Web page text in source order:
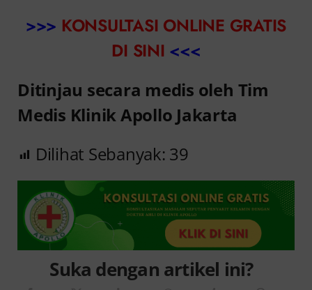
>>> KONSULTASI ONLINE GRATIS
DI SINI <<<
Ditinjau secara medis oleh Tim
Medis Klinik Apollo Jakarta
Dilihat Sebanyak: 39
Suka dengan artikel ini?